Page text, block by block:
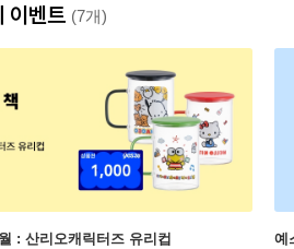
이벤트 (7개)
: 산리오캐릭터즈 유리컵 예